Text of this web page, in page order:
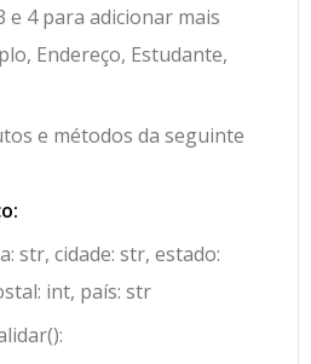
e 4 para adicionar mais
Endereço, Estudante,
e métodos da seguinte
str,cidade: str,estado:
int, país: str